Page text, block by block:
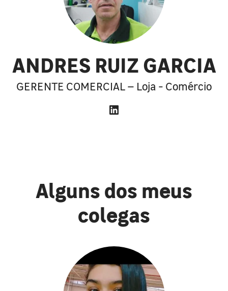
ANDRES RUIZ GARCIA
GERENTE COMERCIAL – Loja - Comércio
Alguns dos meus
colegas